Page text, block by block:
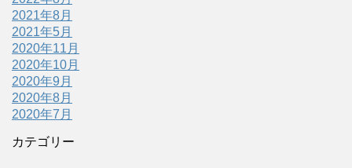
2021年8月
2021年5月
2020年11月
2020年10月
2020年9月
2020年8月
2020年7月
カテゴリー